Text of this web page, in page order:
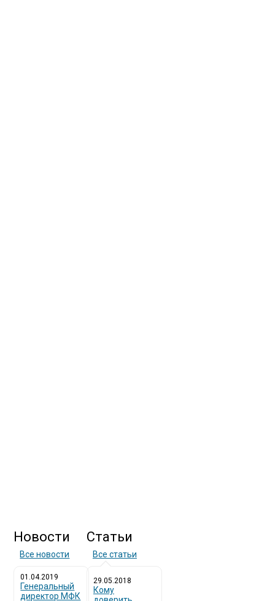
Новости
Все новости
01.04.2019
Генеральный
директор МФК
Статьи
Все статьи
29.05.2018
Кому